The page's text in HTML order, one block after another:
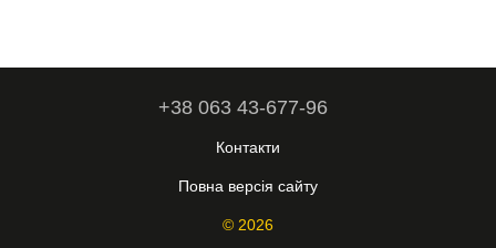
+38 063 43-677-96
Контакти
Повна версія сайту
© 2026